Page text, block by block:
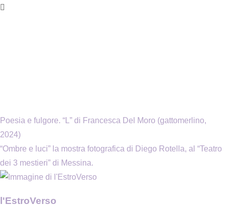
Poesia e fulgore. “L” di Francesca Del Moro (gattomerlino,
2024)
“Ombre e luci” la mostra fotografica di Diego Rotella, al “Teatro
dei 3 mestieri” di Messina.
l'EstroVerso